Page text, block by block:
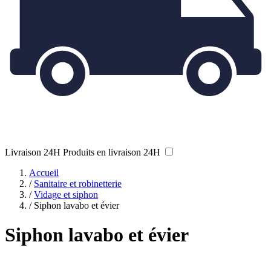
Livraison 24H Produits en livraison 24H
Accueil
/ Sanitaire et robinetterie
/ Vidage et siphon
/ Siphon lavabo et évier
Siphon lavabo et évier